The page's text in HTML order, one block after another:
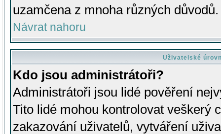
uzamčena z mnoha různých důvodů.
Návrat nahoru
Uživatelské
Kdo jsou administrátoři?
Administrátoři jsou lidé pověření
Tito lidé mohou kontrolovat veškerý
zakazování uživatelů, vytváření